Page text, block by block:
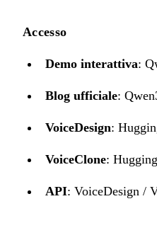
Accesso
Demo interattiva:
Blog ufficiale:
VoiceDesign:
VoiceClone:
API: VoiceDesign /